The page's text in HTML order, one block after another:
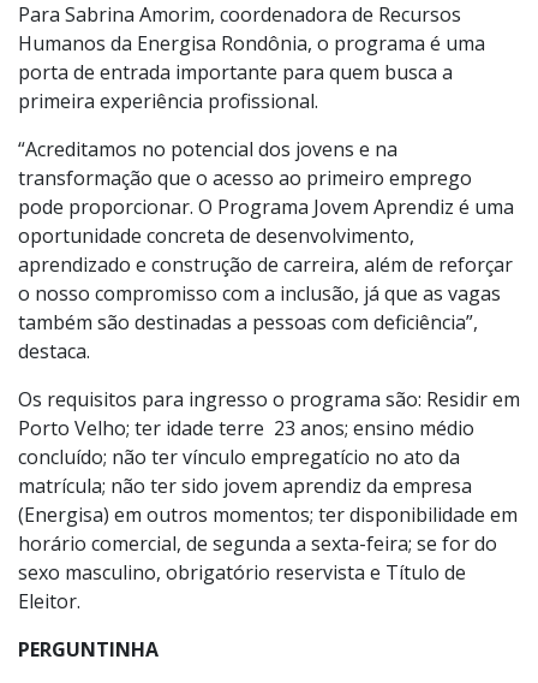
Para Sabrina Amorim, coordenadora de Recursos
Humanos da Energisa Rondônia, o programa é uma
porta de entrada importante para quem busca a
primeira experiência profissional.
“Acreditamos no potencial dos jovens e na
transformação que o acesso ao primeiro emprego
pode proporcionar. O Programa Jovem Aprendiz é uma
oportunidade concreta de desenvolvimento,
aprendizado e construção de carreira, além de reforçar
o nosso compromisso com a inclusão, já que as vagas
também são destinadas a pessoas com deficiência”,
destaca.
Os requisitos para ingresso o programa são: Residir em
Porto Velho; ter idade terre 23 anos; ensino médio
concluído; não ter vínculo empregatício no ato da
matrícula; não ter sido jovem aprendiz da empresa
(Energisa) em outros momentos; ter disponibilidade em
horário comercial, de segunda a sexta-feira; se for do
sexo masculino, obrigatório reservista e Título de
Eleitor.
PERGUNTINHA